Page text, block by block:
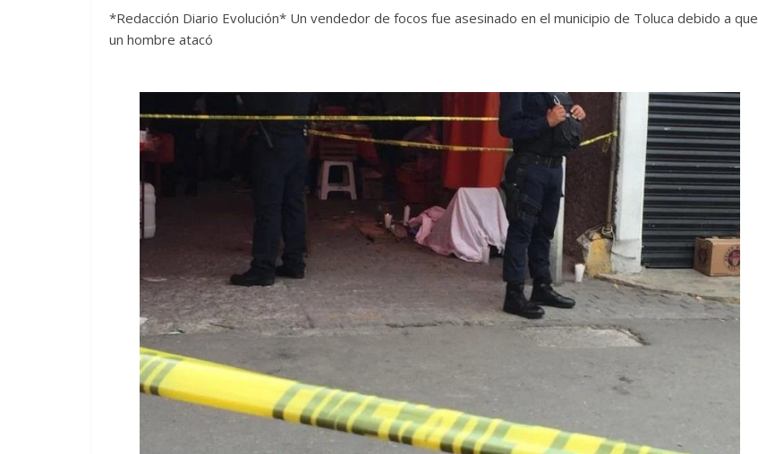
*Redacción Diario Evolución* Un vendedor de focos fue asesinado en el municipio de Toluca debido a que
un hombre atacó